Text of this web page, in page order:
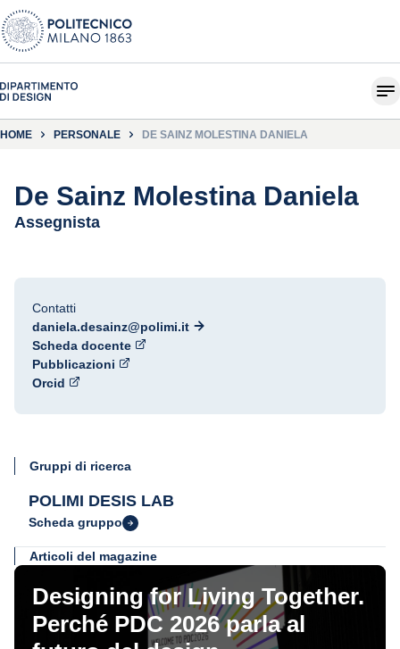
HOME PERSONALE DE SAINZ MOLESTINA DANIELA
De Sainz Molestina Daniela
Assegnista
Contatti
daniela.desainz@polimi.it
Scheda docente
Pubblicazioni
Orcid
Gruppi di ricerca
POLIMI DESIS LAB
Scheda gruppo
Articoli del magazine
Designing for Living Together.
Perché PDC 2026 parla al